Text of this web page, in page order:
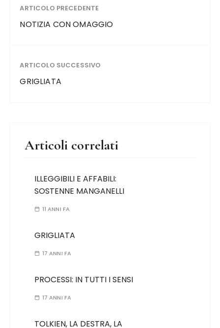
ARTICOLO PRECEDENTE
NOTIZIA CON OMAGGIO
ARTICOLO SUCCESSIVO
GRIGLIATA
Articoli correlati
ILLEGGIBILI E AFFABILI:
SOSTENNE MANGANELLI
11 ANNI FA
GRIGLIATA
17 ANNI FA
PROCESSI: IN TUTTI I SENSI
17 ANNI FA
TOLKIEN, LA DESTRA, LA